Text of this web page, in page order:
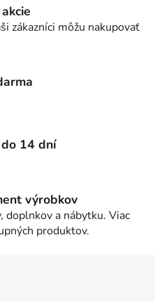
zákazníci môžu nakupovať
14 dní
výrobkov
doplnkov a nábytku. Viac
produktov.